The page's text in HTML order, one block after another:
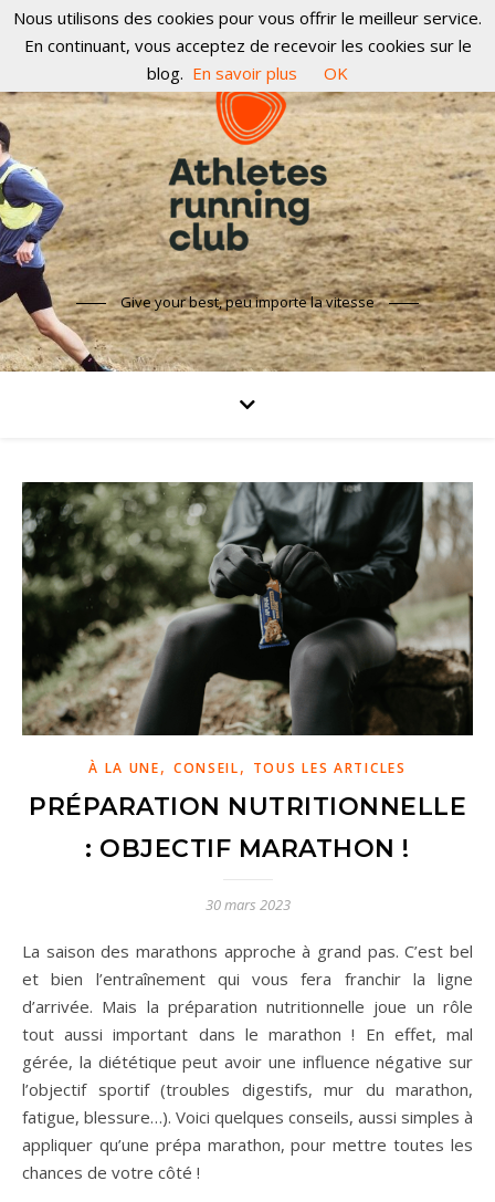
Give your best, peu importe la vitesse
À LA UNE, CONSEIL, TOUS LES ARTICLES
PRÉPARATION NUTRITIONNELLE
: OBJECTIF MARATHON !
30 mars 2023
La saison des marathons approche à grand pas. C’est bel
et bien l’entraînement qui vous fera franchir la ligne
d’arrivée. Mais la préparation nutritionnelle joue un rôle
tout aussi important dans le marathon ! En effet, mal
gérée, la diététique peut avoir une influence négative sur
l’objectif sportif (troubles digestifs, mur du marathon,
fatigue, blessure…). Voici quelques conseils, aussi simples à
appliquer qu’une prépa marathon, pour mettre toutes les
chances de votre côté !
Nous utilisons des cookies pour vous offrir le meilleur service.
En continuant, vous acceptez de recevoir les cookies sur le
blog. En savoir plus OK